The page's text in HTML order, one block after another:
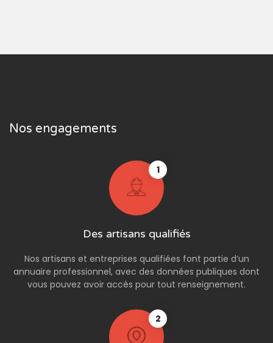
Nos engagements
1
Des artisans qualifiés
Nos artisans et entreprises qualifiées font partie d’un
annuaire professionnel, avec des données publiques dont
vous pouvez avoir accès pour tout renseignement.
2